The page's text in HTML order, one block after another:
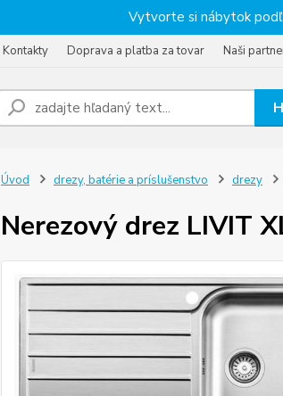
Vytvorte si nábytok
Kontakty Doprava a platba za tovar Naši
Úvod drezy, batérie a príslušenstvo drezy
Nerezový drez LIVIT